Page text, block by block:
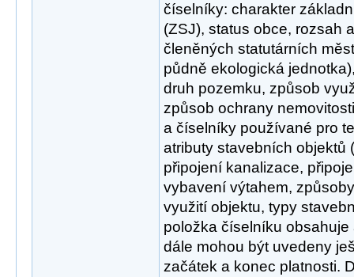
číselníky: charakter
(ZSJ), status obce, rozsah
členěných statutárních
půdně ekologická
druh pozemku, způsob
způsob ochrany
a číselníky používané pro
atributy stavebních objektů
připojení kanalizace,
vybavení výtahem,
využití objektu, typy
položka číselníku obsahuje
dále mohou být uvedeny
začátek a konec platnosti.